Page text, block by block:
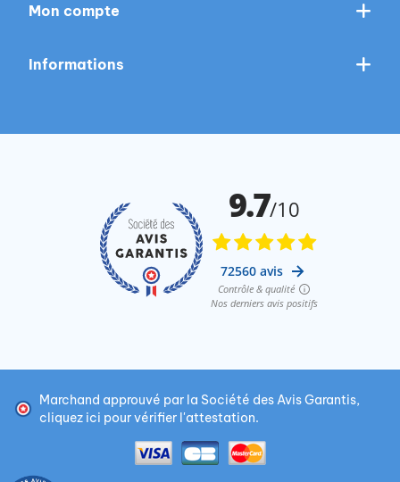
Mon compte
Informations
Marchand approuvé par la Société des Avis Garantis,
cliquez ici pour vérifier l'attestation.